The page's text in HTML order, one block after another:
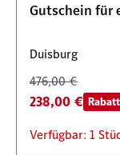
Gutschein für
Duisburg
476,00 €
238,00 €
Verfügbar: 1